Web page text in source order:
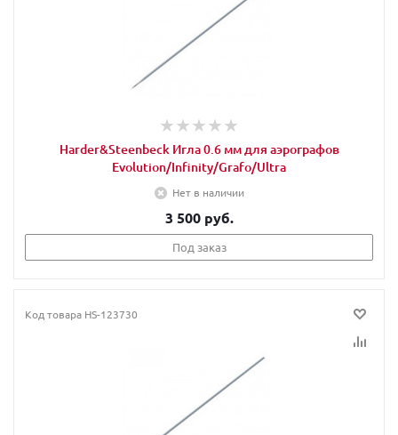
Harder&Steenbeck Игла 0.6 мм для аэрографов
Evolution/Infinity/Grafo/Ultra
Нет в наличии
3 500 руб.
Под заказ
Код товара HS-123730